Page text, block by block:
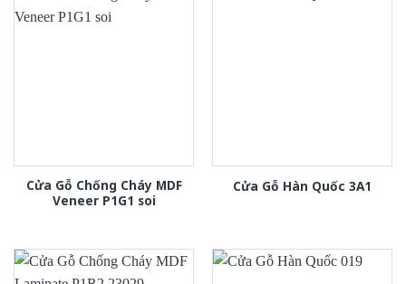
Cửa Gỗ Chống Cháy MDF
Veneer P1G1 soi
Cửa Gỗ Hàn Quốc 3A1